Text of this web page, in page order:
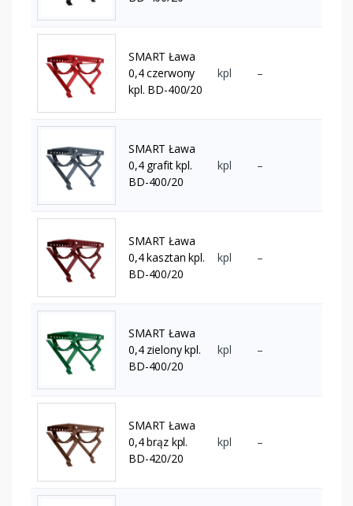
SMART Ława
0,4 czerwony
kpl. BD-400/20
kpl –
SMART Ława
0,4 grafit kpl.
BD-400/20
kpl –
SMART Ława
0,4 kasztan kpl.
BD-400/20
kpl –
SMART Ława
0,4 zielony kpl.
BD-400/20
kpl –
SMART Ława
0,4 brąz kpl.
BD-420/20
kpl –